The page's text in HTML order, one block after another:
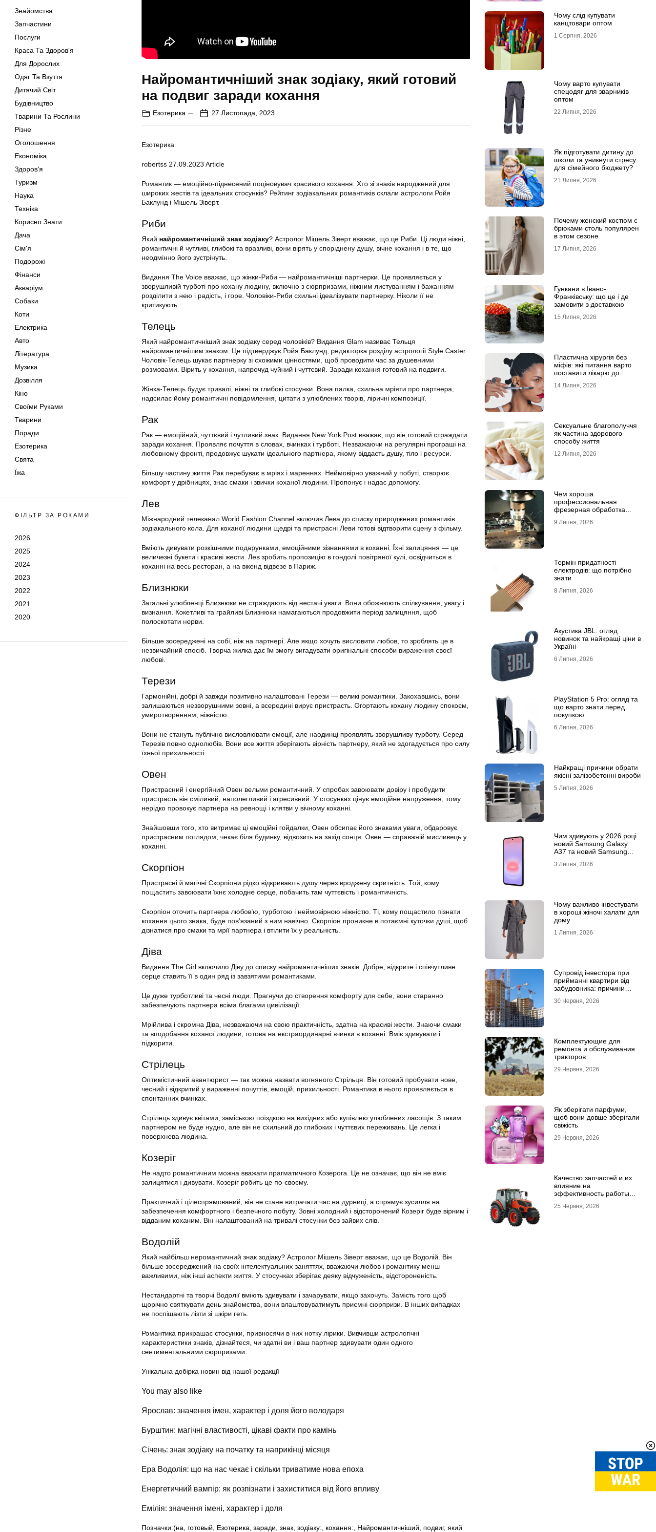
Знайомства
Запчастини
Послуги
Краса Та Здоров'я
Для Дорослих
Одяг Та Взуття
Дитячий Світ
Будівництво
Тварини Та Рослини
Різне
Оголошення
Економіка
Здоров'я
Туризм
Наука
Техніка
Корисно Знати
Дача
Сім'я
Подорожі
Фінанси
Акваріум
Собаки
Коти
Електрика
Авто
Література
Музика
Дозвілля
Кіно
Своїми Руками
Тварини
Поради
Езотерика
Свята
Їжа
ФІЛЬТР ЗА РОКАМИ
2026
2025
2024
2023
2022
2021
2020
Найромантичніший знак зодіаку, який готовий
на подвиг заради кохання
Езотерика 27 Листопада, 2023
Езотерика
robertss 27.09.2023 Article
Романтик — емоційно-піднесений поціновувач красивого кохання. Хто зі знаків народжений для
широких жестів та ідеальних стосунків? Рейтинг зодіакальних романтиків склали астрологи Ройя
Баклунд і Мішель Зіверт.
Риби
Який найромантичніший знак зодіаку? Астролог Мішель Зіверт вважає, що це Риби. Ці люди ніжні,
романтичні й чутливі, глибокі та вразливі, вони вірять у споріднену душу, вічне кохання і в те, що
неодмінно його зустрінуть.
Видання The Voice вважає, що жінки-Риби — найромантичніші партнерки. Це проявляється у
зворушливій турботі про кохану людину, включно з сюрпризами, ніжним листуванням і бажанням
розділити з нею і радість, і горе. Чоловіки-Риби схильні ідеалізувати партнерку. Ніколи її не
критикують.
Телець
Який найромантичніший знак зодіаку серед чоловіків? Видання Glam називає Тельця
найромантичнішим знаком. Це підтверджує Ройя Баклунд, редакторка розділу астрології Style Caster.
Чоловік-Телець шукає партнерку зі схожими цінностями, щоб проводити час за душевними
розмовами. Вірить у кохання, напрочуд чуйний і чуттєвий. Заради кохання готовий на подвиги.
Жінка-Телець будує тривалі, ніжні та глибокі стосунки. Вона палка, схильна мріяти про партнера,
надсилає йому романтичні повідомлення, цитати з улюблених творів, ліричні композиції.
Рак
Рак — емоційний, чуттєвий і чутливий знак. Видання New York Post вважає, що він готовий страждати
заради кохання. Проявляє почуття в словах, вчинках і турботі. Незважаючи на регулярні програші на
любовному фронті, продовжує шукати ідеального партнера, якому віддасть душу, тіло і ресурси.
Більшу частину життя Рак перебуває в мріях і мареннях. Неймовірно уважний у побуті, створює
комфорт у дрібницях, знає смаки і звички коханої людини. Пропонує і надає допомогу.
Лев
Міжнародний телеканал World Fashion Channel включив Лева до списку природжених романтиків
зодіакального кола. Для коханої людини щедрі та пристрасні Леви готові відтворити сцену з фільму.
Вміють дивувати розкішними подарунками, емоційними зізнаннями в коханні. Їхні залицяння — це
величезні букети і красиві жести. Лев зробить пропозицію в гондолі повітряної кулі, освідчиться в
коханні на весь ресторан, а на вікенд відвезе в Париж.
Близнюки
Загальні улюбленці Близнюки не страждають від нестачі уваги. Вони обожнюють спілкування, увагу і
визнання. Кокетливі та грайливі Близнюки намагаються продовжити період залицяння, щоб
полоскотати нерви.
Більше зосереджені на собі, ніж на партнері. Але якщо хочуть висловити любов, то зроблять це в
незвичайний спосіб. Творча жилка дає їм змогу вигадувати оригінальні способи вираження своєї
любові.
Терези
Гармонійні, добрі й завжди позитивно налаштовані Терези — великі романтики. Закохавшись, вони
залишаються незворушними зовні, а всередині вирує пристрасть. Огортають кохану людину спокоєм,
умиротворенням, ніжністю.
Вони не стануть публічно висловлювати емоції, але наодинці проявлять зворушливу турботу. Серед
Терезів повно однолюбів. Вони все життя зберігають вірність партнеру, який не здогадується про силу
їхньої прихильності.
Овен
Пристрасний і енергійний Овен вельми романтичний. У спробах завоювати довіру і пробудити
пристрасть він сміливий, наполегливий і агресивний. У стосунках цінує емоційне напруження, тому
нерідко провокує партнера на ревнощі і клятви у вічному коханні.
Знайшовши того, хто витримає ці емоційні гойдалки, Овен обсипає його знаками уваги, обдаровує
пристрасним поглядом, чекає біля будинку, відвозить на захід сонця. Овен — справжній мисливець у
коханні.
Скорпіон
Пристрасні й магічні Скорпіони рідко відкривають душу через вроджену скритність. Той, кому
пощастить завоювати їхнє холодне серце, побачить там чуттєвість і романтичність.
Скорпіон оточить партнера любов’ю, турботою і неймовірною ніжністю. Ті, кому пощастило пізнати
кохання цього знака, буде пов’язаний з ним навічно. Скорпіон проникне в потаємні куточки душі, щоб
дізнатися про смаки та мрії партнера і втілити їх у реальність.
Діва
Видання The Girl включило Діву до списку найромантичніших знаків. Добре, відкрите і співчутливе
серце ставить її в один ряд із завзятими романтиками.
Це дуже турботливі та чесні люди. Прагнучи до створення комфорту для себе, вони старанно
забезпечують партнера всіма благами цивілізації.
Мрійлива і скромна Діва, незважаючи на свою практичність, здатна на красиві жести. Знаючи смаки
та вподобання коханої людини, готова на екстраординарні вчинки в коханні. Вміє здивувати і
підкорити.
Стрілець
Оптимістичний авантюрист — так можна назвати вогняного Стрільця. Він готовий пробувати нове,
чесний і відкритий у вираженні почуттів, емоцій, прихильності. Романтика в нього проявляється в
спонтанних вчинках.
Стрілець здивує квітами, заміською поїздкою на вихідних або купівлею улюблених ласощів. З таким
партнером не буде нудно, але він не схильний до глибоких і чуттєвих переживань. Це легка і
поверхнева людина.
Козеріг
Не надто романтичним можна вважати прагматичного Козерога. Це не означає, що він не вміє
залицятися і дивувати. Козеріг робить це по-своєму.
Практичний і цілеспрямований, він не стане витрачати час на дурниці, а спрямує зусилля на
забезпечення комфортного і безпечного побуту. Зовні холодний і відсторонений Козеріг буде вірним і
відданим коханим. Він налаштований на тривалі стосунки без зайвих слів.
Водолій
Який найбільш неромантичний знак зодіаку? Астролог Мішель Зіверт вважає, що це Водолій. Він
більше зосереджений на своїх інтелектуальних заняттях, вважаючи любов і романтику менш
важливими, ніж інші аспекти життя. У стосунках зберігає деяку відчуженість, відстороненість.
Нестандартні та творчі Водолії вміють здивувати і зачарувати, якщо захочуть. Замість того щоб
щорічно святкувати день знайомства, вони влаштовуватимуть приємні сюрпризи. В інших випадках
не поспішають лізти зі шкіри геть.
Романтика прикрашає стосунки, привносячи в них нотку лірики. Вивчивши астрологічні
характеристики знаків, дізнайтеся, чи здатні ви і ваш партнер здивувати один одного
сентиментальними сюрпризами.
Унікальна добірка новин від нашої редакції
You may also like
Ярослав: значення імен, характер і доля його володаря
Бурштин: магічні властивості, цікаві факти про камінь
Січень: знак зодіаку на початку та наприкінці місяця
Ера Водолія: що на нас чекає і скільки триватиме нова епоха
Енергетичний вампір: як розпізнати і захиститися від його впливу
Емілія: значення імені, характер і доля
Позначки:(на, готовый, Езотерика, заради, знак, зодіаку:, кохання:, Найромантичніший, подвиг, який
Чому слід купувати
канцтовари оптом
1 Серпня, 2026
Чому варто купувати
спецодяг для зварників
оптом
22 Липня, 2026
Як підготувати дитину до
школи та уникнути стресу
для сімейного бюджету?
21 Липня, 2026
Почему женский костюм с
брюками столь популярен
в этом сезоне
17 Липня, 2026
Гункани в Івано-
Франківську: що це і де
замовити з доставкою
15 Липня, 2026
Пластична хірургія без
міфів: які питання варто
поставити лікарю до
14 Липня, 2026
Сексуальне благополуччя
як частина здорового
способу життя
12 Липня, 2026
Чем хороша
профессиональная
фрезерная обработка
9 Липня, 2026
Термін придатності
електродів: що потрібно
знати
8 Липня, 2026
Акустика JBL: огляд
новинок та найкращі ціни в
Україні
6 Липня, 2026
PlayStation 5 Pro: огляд та
що варто знати перед
покупкою
6 Липня, 2026
Найкращі причини обрати
якісні залізобетонні вироби
5 Липня, 2026
Чим здивують у 2026 році
новий Samsung Galaxy
A37 та новий Samsung
3 Липня, 2026
Чому важливо інвестувати
в хороші жіночі халати для
дому
1 Липня, 2026
Супровід інвестора при
прийманні квартири від
забудовника: причини
30 Червня, 2026
Комплектующие для
ремонта и обслуживания
тракторов
29 Червня, 2026
Як зберігати парфуми,
щоб вони довше зберігали
свіжість
29 Червня, 2026
Качество запчастей и их
влияние на
эффективность работы
25 Червня, 2026